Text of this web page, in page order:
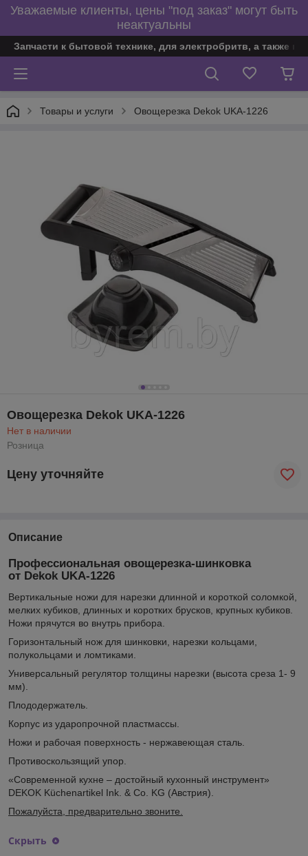
Уважаемые клиенты, цены "под заказ" могут быть
неактуальны
Запчасти к бытовой технике, для электробритв, а также
Товары и услуги Овощерезка Dekok UKA-1226
Овощерезка Dekok UKA-1226
Нет в наличии
Розница
Цену уточняйте
Описание
Профессиональная овощерезка-шинковка
от Dekok UKA-1226
Вертикальные ножи для нарезки длинной и короткой соломкой,
мелких кубиков, длинных и коротких брусков, крупных кубиков.
Ножи прячутся во внутрь прибора.
Горизонтальный нож для шинковки, нарезки кольцами,
полукольцами и ломтиками.
Универсальный регулятор толщины нарезки (высота среза 1- 9
мм).
Плододержатель.
Корпус из ударопрочной пластмассы.
Ножи и рабочая поверхность - нержавеющая сталь.
Противоскользящий упор.
«Современной кухне – достойный кухонный инструмент»
DEKOK Küchenartikel Ink. & Co. KG (Австрия).
Пожалуйста, предварительно звоните.
Скрыть